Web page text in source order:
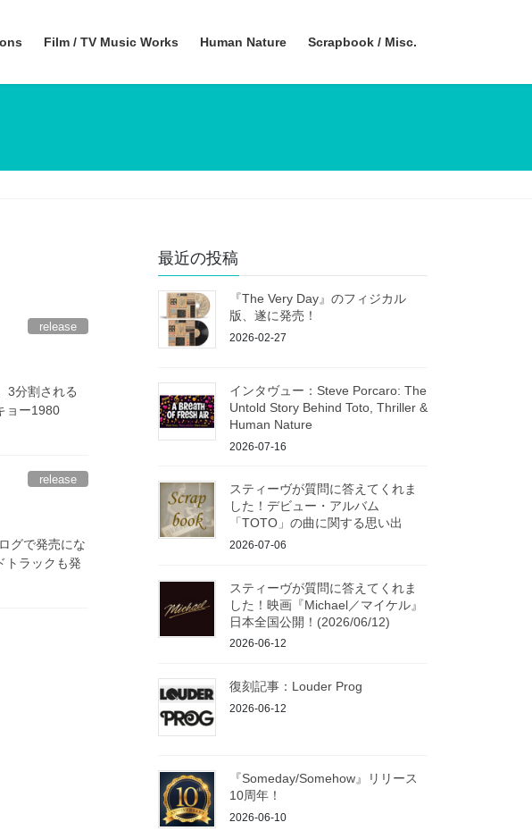
Film / TV Music Works Human Nature Scrapbook / Misc.
release
3分割される
ョー1980
release
グで発売にな
トラックも発
最近の投稿
『The Very Day』のフィジカル
版、遂に発売！
2026-02-27
インタヴュー：Steve Porcaro: The
Untold Story Behind Toto, Thriller &
Human Nature
2026-07-16
スティーヴが質問に答えてくれま
した！デビュー・アルバム
「TOTO」の曲に関する思い出
2026-07-06
スティーヴが質問に答えてくれま
した！映画『Michael／マイケル』
日本全国公開！(2026/06/12)
2026-06-12
復刻記事：Louder Prog
2026-06-12
『Someday/Somehow』リリース
10周年！
2026-06-10